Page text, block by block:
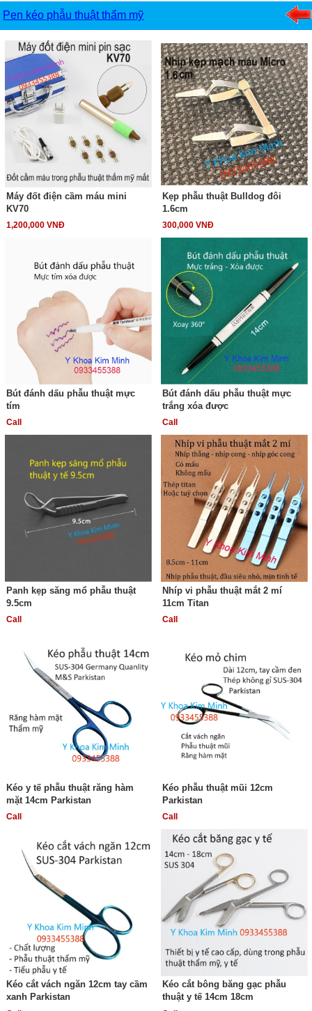
Pen kéo phẫu thuật thẩm mỹ
Máy đốt điện cầm máu mini
KV70
1,200,000 VNĐ
Kẹp phẫu thuật Bulldog đôi
1.6cm
300,000 VNĐ
Bút đánh dấu phẫu thuật mực
tím
Call
Bút đánh dấu phẫu thuật mực
trắng xóa được
Call
Panh kẹp săng mổ phẫu thuật
9.5cm
Call
Nhíp vi phẫu thuật mắt 2 mí
11cm Titan
Call
Kéo y tế phẫu thuật răng hàm
mặt 14cm Parkistan
Call
Kéo phẫu thuật mũi 12cm
Parkistan
Call
Kéo cắt vách ngăn 12cm tay cầm
xanh Parkistan
Kéo cắt bông băng gạc phẫu
thuật y tế 14cm 18cm